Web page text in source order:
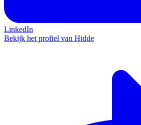
LinkedIn
Bekijk het profiel van Hidde